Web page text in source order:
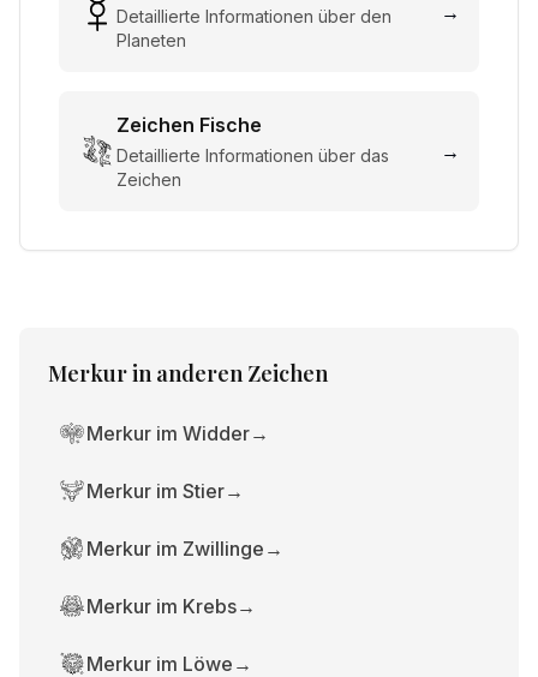
Detaillierte Informationen über den
Planeten
→
Zeichen Fische
Detaillierte Informationen über das
Zeichen
→
Merkurin anderen Zeichen
Merkur im Widder→
Merkur im Stier→
Merkur im Zwillinge →
Merkur im Krebs→
Merkur im Löwe →